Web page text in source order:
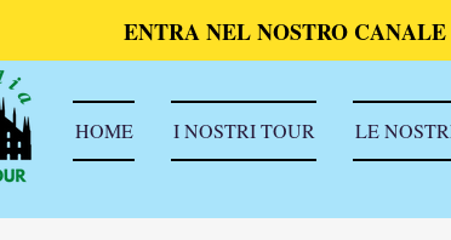
ENTRA NEL NOSTRO
HOME I NOSTRI TOUR LE